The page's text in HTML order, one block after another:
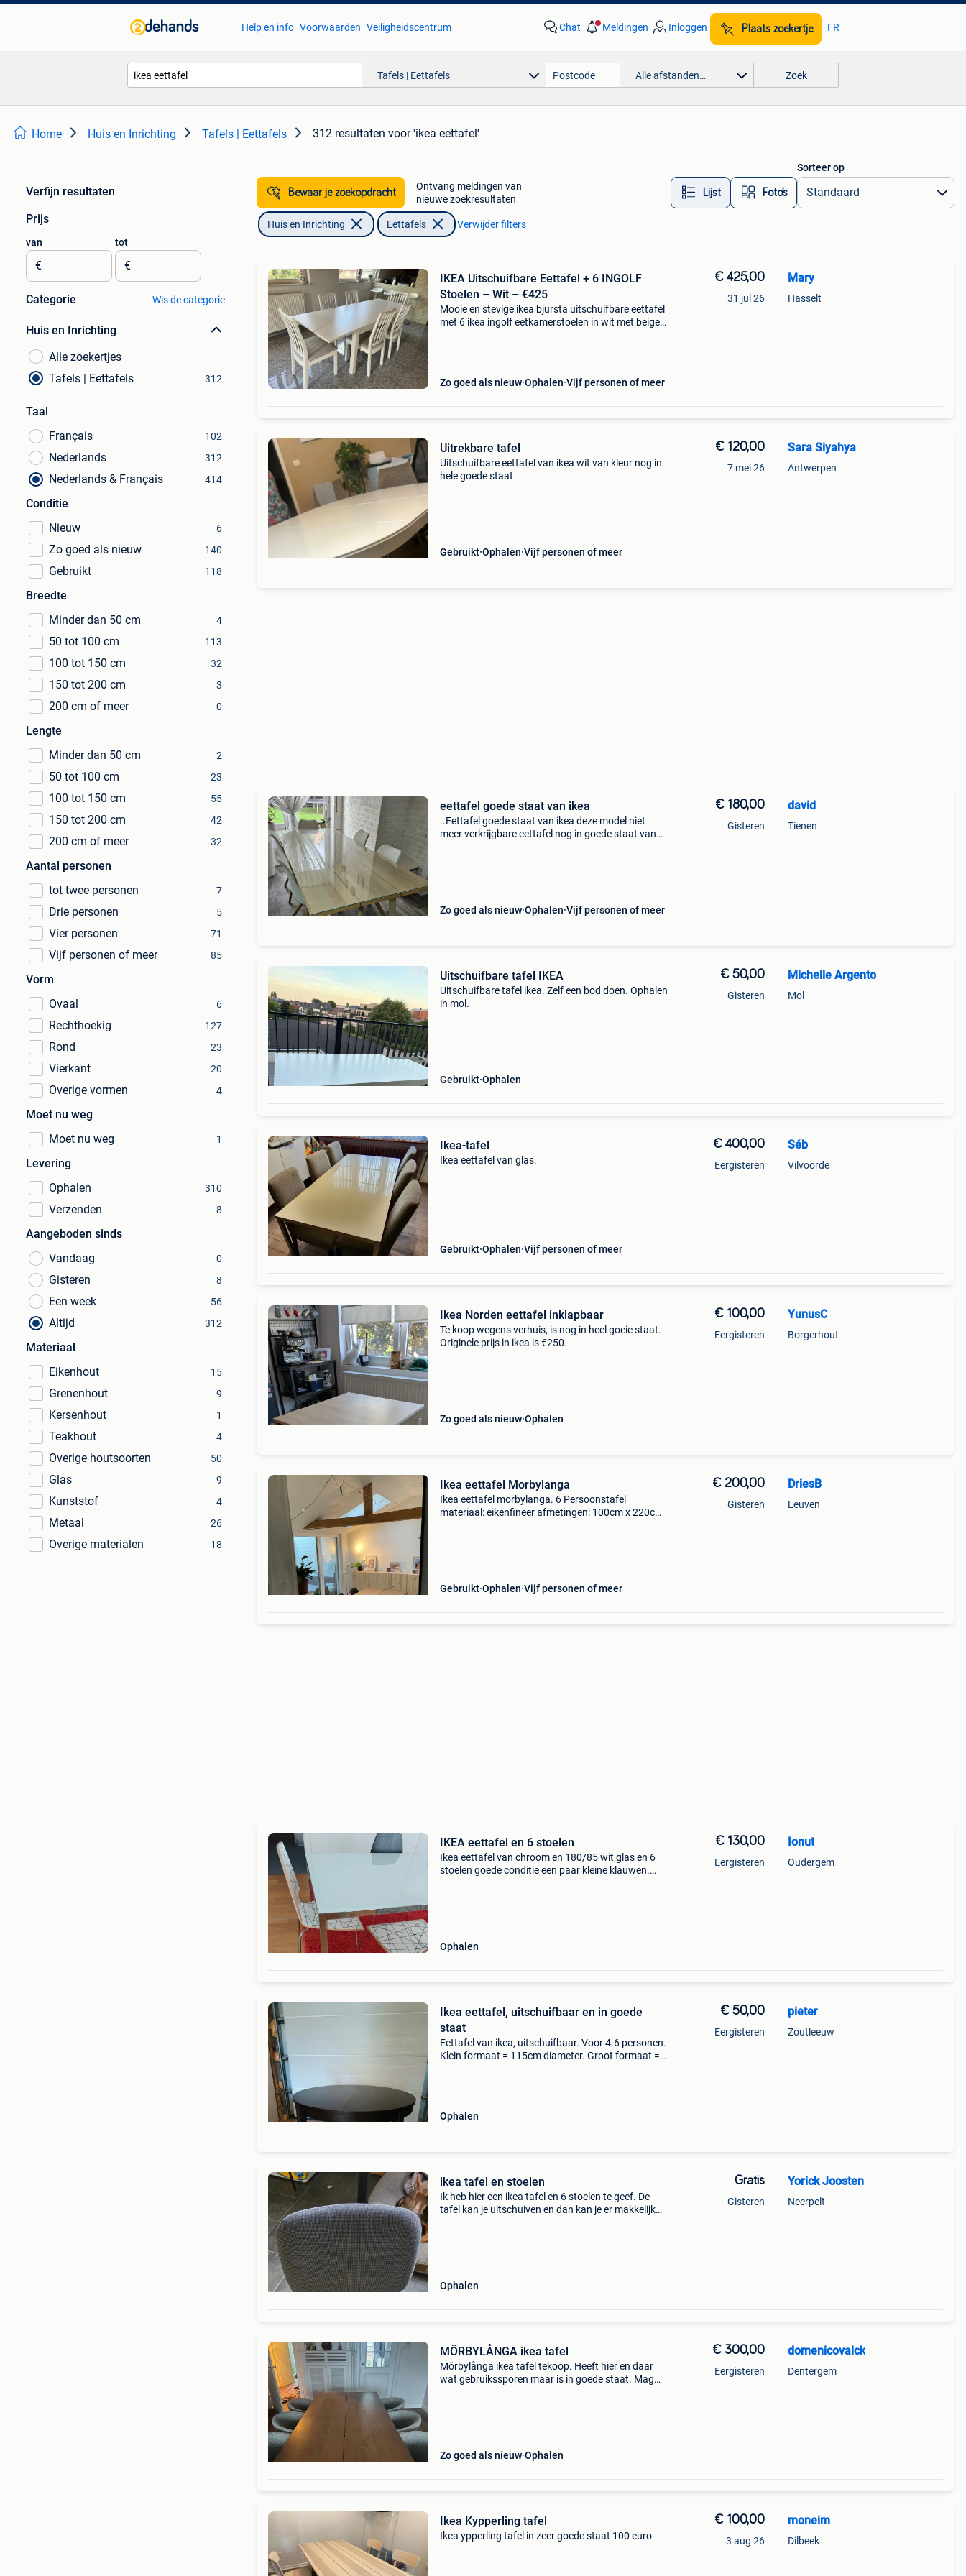
Help en info Voorwaarden Veiligheidscentrum Chat Meldingen Inloggen Plaats zoekertje FR
Tafels | Eettafels Alle afstanden… Zoek
Home Huis en Inrichting Tafels | Eettafels 312 resultaten voor 'ikea eettafel'
Verfijn resultaten
Prijs
van
€
tot
€
Categorie Wis de categorie
Huis en Inrichting
Alle zoekertjes
Tafels | Eettafels
312
Taal
Français
102
Nederlands 312
Nederlands & Français 414
Conditie
Nieuw
6
Zo goed als nieuw 140
Gebruikt 118
Breedte
Minder dan 50 cm
4
50 tot 100 cm 113
100 tot 150 cm 32
150 tot 200 cm 3
200 cm of meer 0
Lengte
Minder dan 50 cm
2
50 tot 100 cm 23
100 tot 150 cm 55
150 tot 200 cm 42
200 cm of meer 32
Aantal personen
tot twee personen
7
Drie personen 5
Vier personen 71
Vijf personen of meer 85
Vorm
Ovaal
6
Rechthoekig 127
Rond 23
Vierkant 20
Overige vormen 4
Moet nu weg
Moet nu weg
1
Levering
Ophalen
310
Verzenden 8
Aangeboden sinds
Vandaag
0
Gisteren 8
Een week 56
Altijd 312
Materiaal
Eikenhout
15
Grenenhout 9
Kersenhout 1
Teakhout 4
Overige houtsoorten 50
Glas 9
Kunststof 4
Metaal 26
Overige materialen 18
Bewaar je zoekopdracht
Ontvang meldingen van
nieuwe zoekresultaten
Lijst Foto’s
Sorteer op
Huis en Inrichting Eettafels Verwijder filters
IKEA Uitschuifbare Eettafel + 6 INGOLF
Stoelen – Wit – €425
Mooie en stevige ikea bjursta uitschuifbare eettafel
met 6 ikea ingolf eetkamerstoelen in wit met beige
Zo goed als nieuw Ophalen Vijf personen of meer
€ 425,00
31 jul 26
Mary
Hasselt
Uitrekbare tafel
Uitschuifbare eettafel van ikea wit van kleur nog in
hele goede staat
Gebruikt Ophalen Vijf personen of meer
€ 120,00
7 mei 26
Sara Siyahya
Antwerpen
eettafel goede staat van ikea
..Eettafel goede staat van ikea deze model niet
meer verkrijgbare eettafel nog in goede staat van
Zo goed als nieuw Ophalen Vijf personen of meer
€ 180,00
Gisteren
david
Tienen
Uitschuifbare tafel IKEA
Uitschuifbare tafel ikea. Zelf een bod doen. Ophalen
in mol.
Gebruikt Ophalen
€ 50,00
Gisteren
Michelle Argento
Mol
Ikea-tafel
Ikea eettafel van glas.
Gebruikt Ophalen Vijf personen of meer
€ 400,00
Eergisteren
Séb
Vilvoorde
Ikea Norden eettafel inklapbaar
Te koop wegens verhuis, is nog in heel goeie staat.
Originele prijs in ikea is €250.
Zo goed als nieuw Ophalen
€ 100,00
Eergisteren
YunusC
Borgerhout
Ikea eettafel Morbylanga
Ikea eettafel morbylanga. 6 Persoonstafel
materiaal: eikenfineer afmetingen: 100cm x 220cm
Gebruikt Ophalen Vijf personen of meer
€ 200,00
Gisteren
DriesB
Leuven
IKEA eettafel en 6 stoelen
Ikea eettafel van chroom en 180/85 wit glas en 6
stoelen goede conditie een paar kleine klauwen.
Ophalen
€ 130,00
Eergisteren
Ionut
Oudergem
Ikea eettafel, uitschuifbaar en in goede
staat
Eettafel van ikea, uitschuifbaar. Voor 4-6 personen.
Klein formaat = 115cm diameter. Groot formaat =
Ophalen
€ 50,00
Eergisteren
pieter
Zoutleeuw
ikea tafel en stoelen
Ik heb hier een ikea tafel en 6 stoelen te geef. De
tafel kan je uitschuiven en dan kan je er makkelijk
Ophalen
Gratis
Gisteren
Yorick Joosten
Neerpelt
MÖRBYLÅNGA ikea tafel
Mörbylånga ikea tafel tekoop. Heeft hier en daar
wat gebruikssporen maar is in goede staat. Mag
Zo goed als nieuw Ophalen
€ 300,00
Eergisteren
domenicovalck
Dentergem
Ikea Kypperling tafel
Ikea ypperling tafel in zeer goede staat 100 euro
€ 100,00
3 aug 26
moneim
Dilbeek